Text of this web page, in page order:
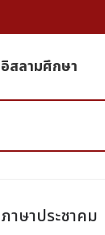
อิสลามศึกษา
าษาประชาคม